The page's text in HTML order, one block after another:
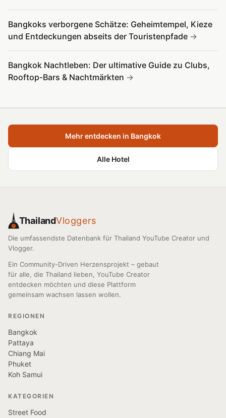
Bangkoks verborgene Schätze: Geheimtempel, Kieze
und Entdeckungen abseits der Touristenpfade
Bangkok Nachtleben: Der ultimative Guide zu Clubs,
Rooftop-Bars & Nachtmärkten
Mehr entdecken in Bangkok
Alle Hotel
ThailandVloggers
Die umfassendste Datenbank für Thailand YouTube Creator und
Vlogger.
Ein Community-Driven Herzensprojekt – gebaut
für alle, die Thailand lieben, YouTube Creator
entdecken möchten und diese Plattform
gemeinsam wachsen lassen wollen.
REGIONEN
Bangkok
Pattaya
Chiang Mai
Phuket
Koh Samui
KATEGORIEN
Street Food